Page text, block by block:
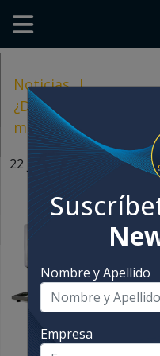
Noticias |
¿Desperdicios
más sustentable y
22 julio, 2024
Nombre y Apellido
Empresa